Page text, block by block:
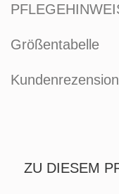
Größentabelle
ZU DIESEM